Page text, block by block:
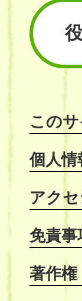
この
個人
アク
免責事
著作権